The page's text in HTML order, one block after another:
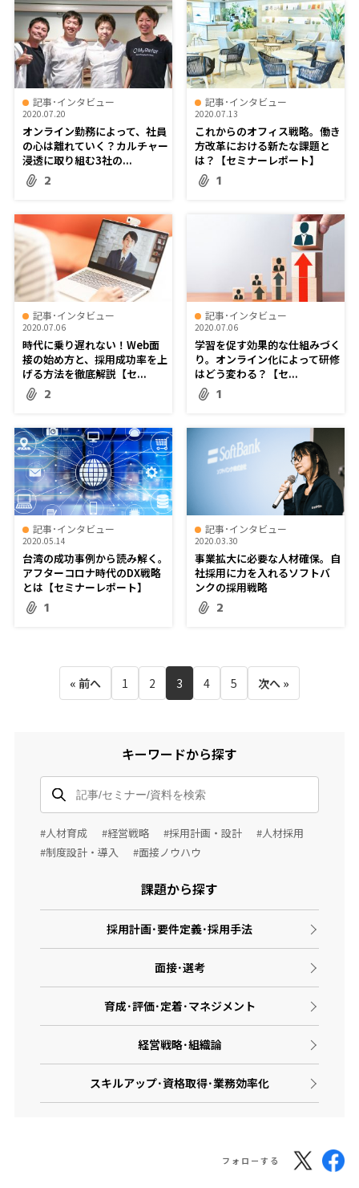
記事･インタビュー
2020.07.20
オンライン勤務によって、社員
の心は離れていく？カルチャー
浸透に取り組む3社の...
2
記事･インタビュー
2020.07.13
これからのオフィス戦略。働き
方改革における新たな課題と
は？【セミナーレポート】
1
記事･インタビュー
2020.07.06
時代に乗り遅れない！Web面
接の始め方と、採用成功率を上
げる方法を徹底解説【セ...
2
記事･インタビュー
2020.07.06
学習を促す効果的な仕組みづく
り。オンライン化によって研修
はどう変わる？【セ...
1
記事･インタビュー
2020.05.14
台湾の成功事例から読み解く。
アフターコロナ時代のDX戦略
とは【セミナーレポート】
1
記事･インタビュー
2020.03.30
事業拡大に必要な人材確保。自
社採用に力を入れるソフトバ
ンクの採用戦略
2
« 前へ 1 2 3 4 5 次へ »
キーワードから探す
#人材育成 #経営戦略 #採用計画・設計
#人材採用
#制度設計・導入
#面接ノウハウ
課題から探す
採用計画･要件定義･採用手法
面接･選考
育成･評価･定着･マネジメント
経営戦略･組織論
スキルアップ･資格取得･業務効率化
フォローする